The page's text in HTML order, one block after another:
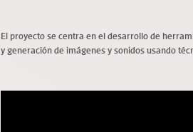
El proyecto se centra en el desarrollo de
y generación de imágenes y sonidos usando